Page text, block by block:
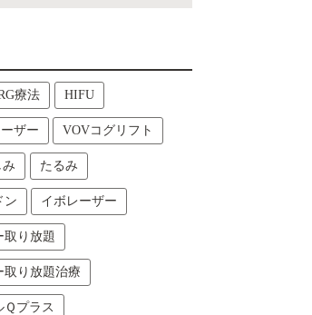
療法 HIFU
ザー VOVコグリフト
み たるみ
ン イボレーザー
取り放題
取り放題治療
Ｑプラス